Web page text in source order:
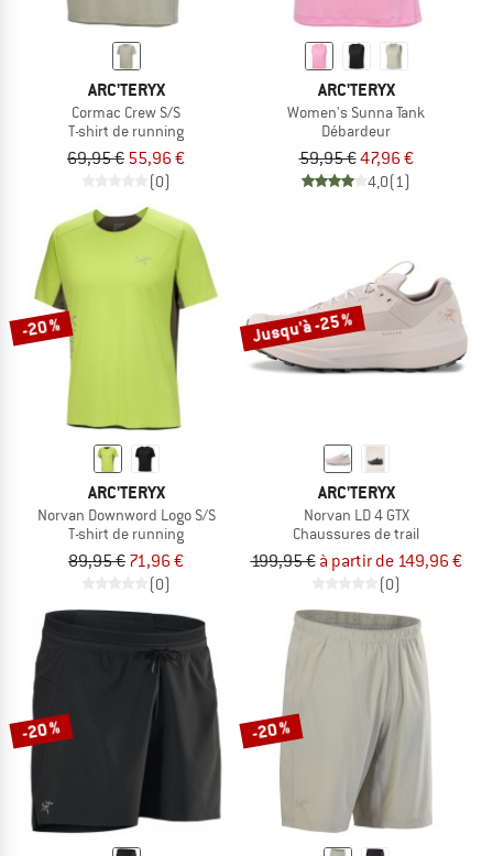
ARC'TERYX
Cormac Crew S/S
T-shirt de running
69,95 € 55,96 €
(0)
ARC'TERYX
Women's Sunna Tank
Débardeur
59,95 €47,96 €
4,0(1)
-20 %
ARC'TERYX
Norvan Downword Logo S/S
T-shirt de running
89,95 € 71,96 €
(0)
Jusqu'à -25 %
ARC'TERYX
Norvan LD 4 GTX
Chaussures de trail
199,95 € à partir de 149,96 €
(0)
-20 % -20 %